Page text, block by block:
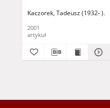
Kaczorek, Tadeusz (1932- )
2001
artykuł